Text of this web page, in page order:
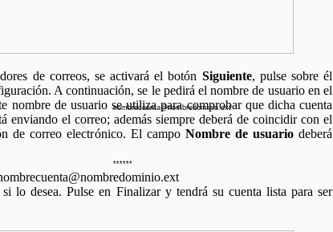
de correos, se activará el botón Siguiente, pulse sobre él
A continuación, se le pedirá el nombre de usuario en el
nombre de usuario se utiliza para comprobar que dicha cuenta
enviando el correo; además siempre deberá de coincidir con el
de correo electrónico. El campo Nombre de usuariodeberá
lo desea. Pulse en Finalizar y tendrá su cuenta lista para ser
nombrecuenta@nombredominio.ext
******